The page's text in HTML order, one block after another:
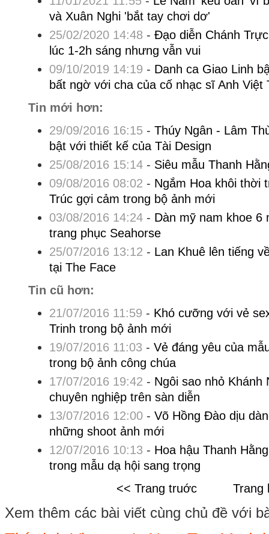
và Xuân Nghi 'bắt tay chơi dơ'
25/02/2020 14:48 - Đạo diễn Chánh
lúc 1-2h sáng nhưng vẫn vui
09/10/2019 14:19 - Danh ca Giao Linh
bất ngờ với cha của cố nhạc sĩ Anh Việt
Tin mới hơn:
29/09/2016 16:15- Thúy Ngân - Lâm
bật với thiết kế của Tài Design
25/08/2016 15:14- Siêu mẫu Thanh
09/08/2016 08:02 - Ngắm Hoa khôi thời
Trúc gợi cảm trong bộ ảnh mới
03/08/2016 14:24- Dàn mỹ nam khoe 6
trang phục Seahorse
25/07/2016 13:12 - Lan Khuê lên tiếng
tại The Face
Tin cũ hơn:
21/07/2016 11:59 - Khó cưỡng với vẻ
Trinh trong bộ ảnh mới
19/07/2016 11:03 - Vẻ đáng yêu của
trong bộ ảnh công chúa
17/07/2016 19:42 - Ngôi sao nhỏ Khánh
chuyên nghiệp trên sàn diễn
13/07/2016 12:00- Võ Hồng Đào dịu
những shoot ảnh mới
12/07/2016 10:13 - Hoa hậu Thanh
trong mẫu dạ hội sang trọng
<< Trang truớc
Trang
Xem thêm các bài viết cùng chủ đề với